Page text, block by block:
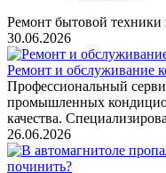
Ремонт бытовой техники
30.06.2026
Ремонт и обслуживание
Профессиональный
промышленных
качества.
26.06.2026